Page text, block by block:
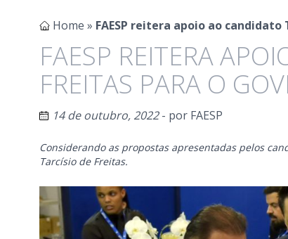
Home » FAESP reitera apoio ao
FAESP REITERA
FREITAS PARA O
14 de outubro, 2022- por FAESP
Considerando as propostas apresentadas pelos
Tarcísio de Freitas.